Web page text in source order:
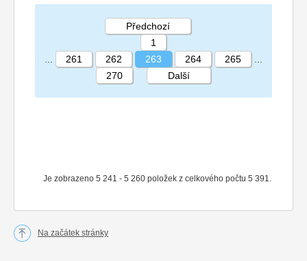
STRÁNKA 263 270
Je zobrazeno 5 241 - 5 260 položek z celkového počtu 5 391.
Předchozí
1
261 262 263 264 265
270
Další
Na začátek stránky